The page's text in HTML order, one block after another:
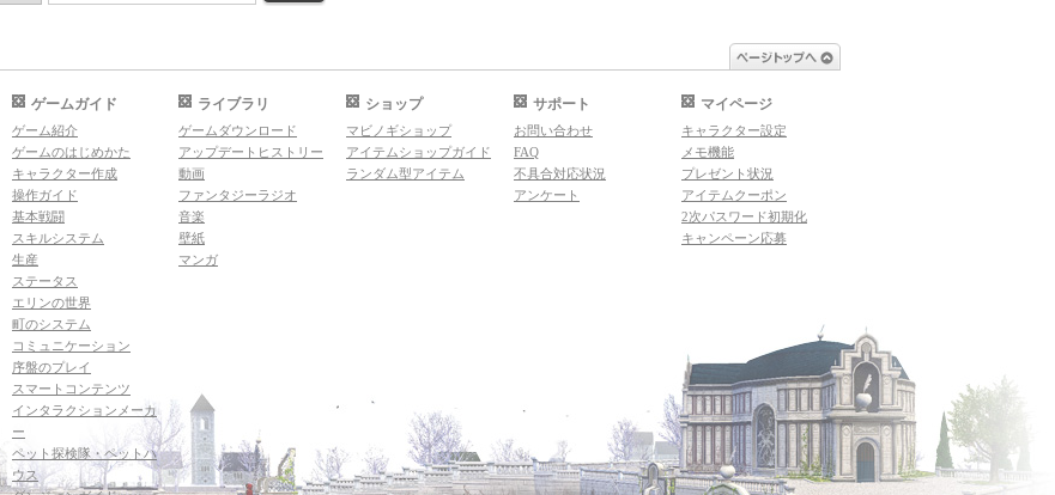
ゲームガイド
ゲーム紹介
ゲームのはじめかた
キャラクター作成
操作ガイド
基本戦闘
スキルシステム
生産
ステータス
エリンの世界
町のシステム
コミュニケーション
序盤のプレイ
スマートコンテンツ
インタラクションメーカ
ー
ペット探検隊・ペットハ
ウス
ライブラリ
ゲームダウンロード
アップデートヒストリー
動画
ファンタジーラジオ
音楽
壁紙
マンガ
ショップ
マビノギショップ
アイテムショップガイド
ランダム型アイテム
サポート
お問い合わせ
FAQ
不具合対応状況
アンケート
マイページ
キャラクター設定
メモ機能
プレゼント状況
アイテムクーポン
2次パスワード初期化
キャンペーン応募